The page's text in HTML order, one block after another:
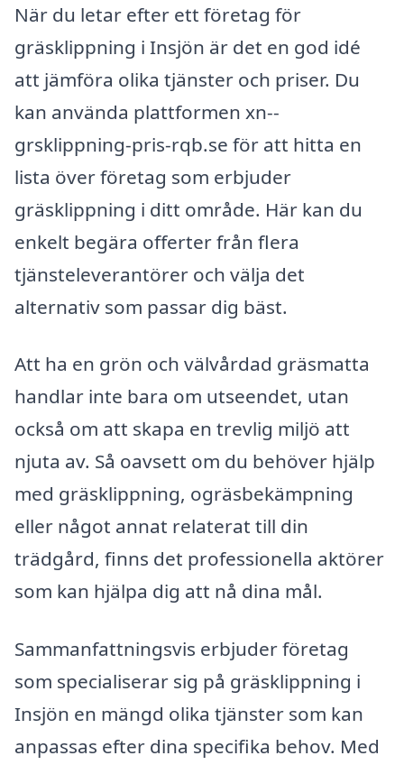
När du letar efter ett företag för
gräsklippning i Insjön är det en god idé
att jämföra olika tjänster och priser. Du
kan använda plattformen xn--
grsklippning-pris-rqb.se för att hitta en
lista över företag som erbjuder
gräsklippning i ditt område. Här kan du
enkelt begära offerter från flera
tjänsteleverantörer och välja det
alternativ som passar dig bäst.
Att ha en grön och välvårdad gräsmatta
handlar inte bara om utseendet, utan
också om att skapa en trevlig miljö att
njuta av. Så oavsett om du behöver hjälp
med gräsklippning, ogräsbekämpning
eller något annat relaterat till din
trädgård, finns det professionella aktörer
som kan hjälpa dig att nå dina mål.
Sammanfattningsvis erbjuder företag
som specialiserar sig på gräsklippning i
Insjön en mängd olika tjänster som kan
anpassas efter dina specifika behov. Med